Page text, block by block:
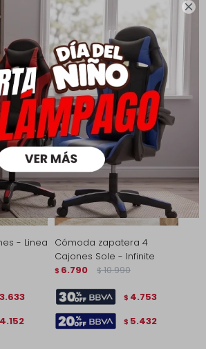

2.793
3.192
Dublin
$ 5.190
$3.633
$ 4.152
- Linea
3.633
4.152
Cómoda zapatera 4
Cajones Sole - Infinite
$ 6.790 $ 10.990
$ 4.753
$ 5.432